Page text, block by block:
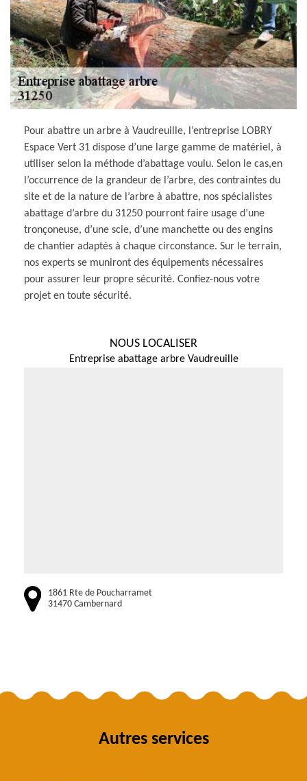
Pour abattre un arbre à Vaudreuille, l’entreprise LOBRY
Espace Vert 31 dispose d’une large gamme de matériel, à
utiliser selon la méthode d’abattage voulu. Selon le cas,en
l’occurrence de la grandeur de l’arbre, des contraintes du
site et de la nature de l’arbre à abattre, nos spécialistes
abattage d’arbre du 31250 pourront faire usage d’une
tronçoneuse, d’une scie, d’une manchette ou des engins
de chantier adaptés à chaque circonstance. Sur le terrain,
nos experts se muniront des équipements nécessaires
pour assurer leur propre sécurité. Confiez-nous votre
projet en toute sécurité.
NOUS LOCALISER
Entreprise abattage arbre Vaudreuille
1861 Rte de Poucharramet
31470 Cambernard
Autres services